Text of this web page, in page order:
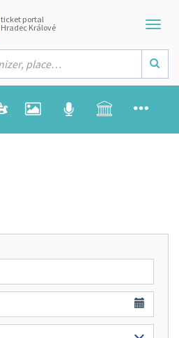
ticket portal
Hradec Králové